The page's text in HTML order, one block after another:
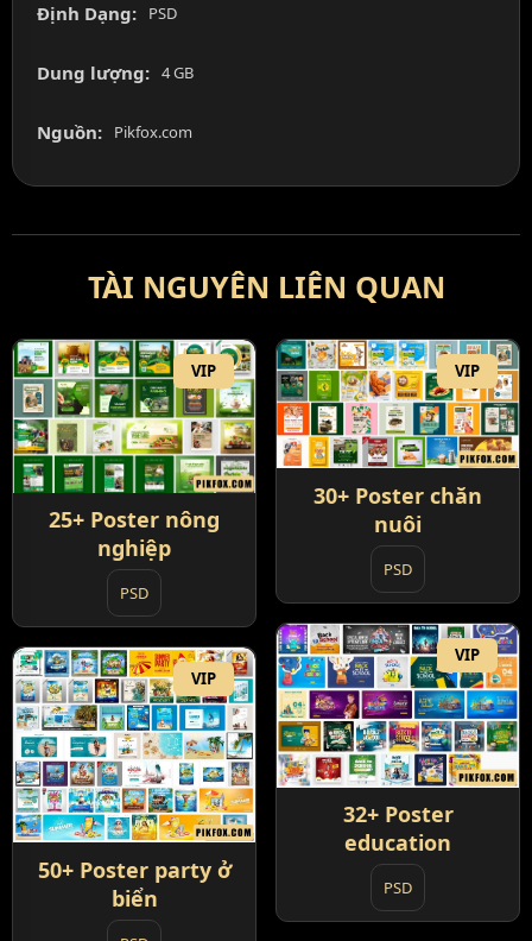
Định Dạng: PSD
Dung lượng: 4 GB
Nguồn: Pikfox.com
TÀI NGUYÊN LIÊN QUAN
VIP
25+ Poster nông
nghiệp
PSD
VIP
30+ Poster chăn
nuôi
PSD
VIP
32+ Poster
education
PSD
VIP
50+ Poster party ở
biển